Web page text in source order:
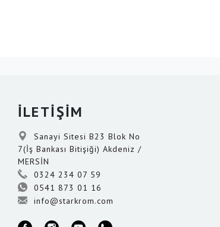
İLETİŞİM
Sanayi Sitesi B23 Blok No
7(İş Bankası Bitişiği) Akdeniz /
MERSİN
0324 234 07 59
0541 873 01 16
info@starkrom.com